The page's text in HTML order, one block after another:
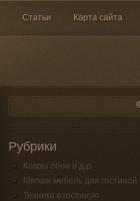
Статьи Карта сайта
Рубрики
Ковры обои и д.р.
Мягкая мебель для гостиной
Техника в гостиную